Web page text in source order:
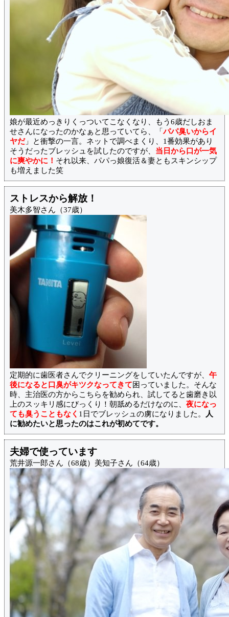
娘が最近めっきりくっついてこなくなり、もう6歳だしおま
せさんになったのかなぁと思っていてら、「 パパ臭いからイ
ヤだ」と衝撃の一言。ネットで調べまくり、1番効果があり
そうだったブレッシュを試したのですが、 当日から口が一気
に爽やかに！ それ以来、パパっ娘復活＆妻ともスキンシップ
も増えました笑
ストレスから解放！
美木多智さん（37歳）
定期的に歯医者さんでクリーニングをしていたんですが、 午
後になると口臭がキツクなってきて困っていました。そんな
時、主治医の方からこちらを勧められ、試してると歯磨き以
上のスッキリ感にびっくり！朝舐めるだけなのに、 夜になっ
ても臭うこともなく 1日でブレッシュの虜になりました。
人
に勧めたいと思ったのはこれが初めてです。
夫婦で使っています
荒井源一郎さん（68歳）美知子さん（64歳）